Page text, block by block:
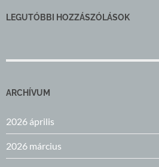
LEGUTÓBBI HOZZÁSZÓLÁSOK
ARCHÍVUM
2026 április
2026 március